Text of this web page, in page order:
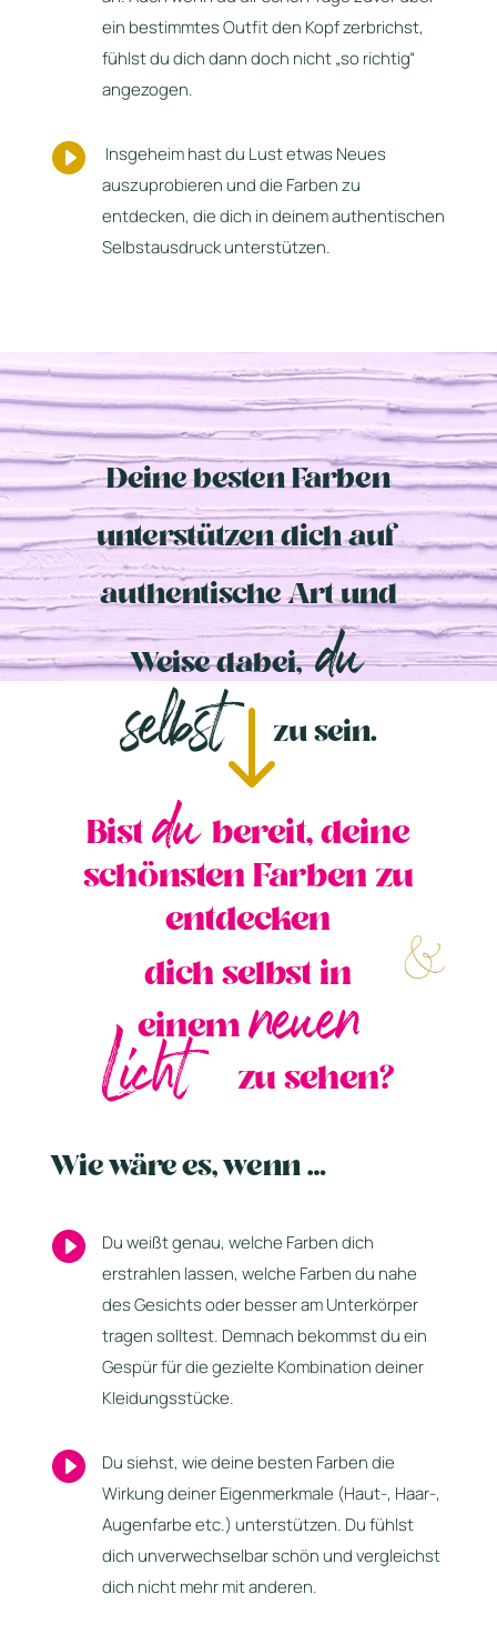
ein bestimmtes Outfit den Kopf zerbrichst,
fühlst du dich dann doch nicht „so richtig“
angezogen.

Insgeheim hast du Lust etwas Neues
auszuprobieren und die Farben zu
entdecken, die dich in deinem authentischen
Selbstausdruck unterstützen.
Deine besten Farben
unterstützen dich auf
authentische Art und
Weise dabei,du
selbst zu sein.
"
Bistdubereit, deine
schönsten Farben zu
entdecken
dich selbst in
einemneuen
Lichtzu sehen?
Wie wäre es, wenn …

Du weißt genau, welche Farben dich
erstrahlen lassen, welche Farben du nahe
des Gesichts oder besser am Unterkörper
tragen solltest. Demnach bekommst du ein
Gespür für die gezielte Kombination deiner
Kleidungsstücke.

Du siehst, wie deine besten Farben die
Wirkung deiner Eigenmerkmale (Haut-, Haar-,
Augenfarbe etc.) unterstützen. Du fühlst
dich unverwechselbar schön und vergleichst
dich nicht mehr mit anderen.